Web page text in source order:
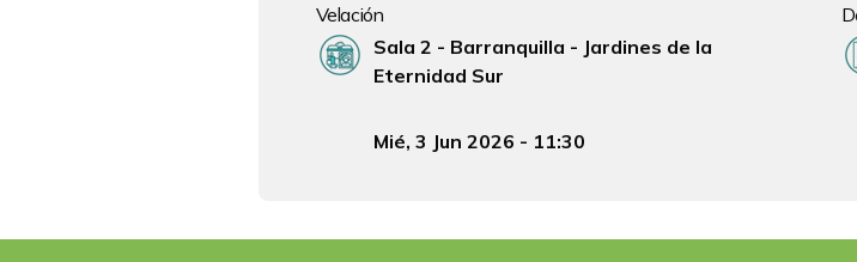
Velación
Lugar Velación
Sala 2 - Barranquilla - Jardines de la
Eternidad Sur
Fecha y hora Velación
Mié, 3 Jun 2026 - 11:30